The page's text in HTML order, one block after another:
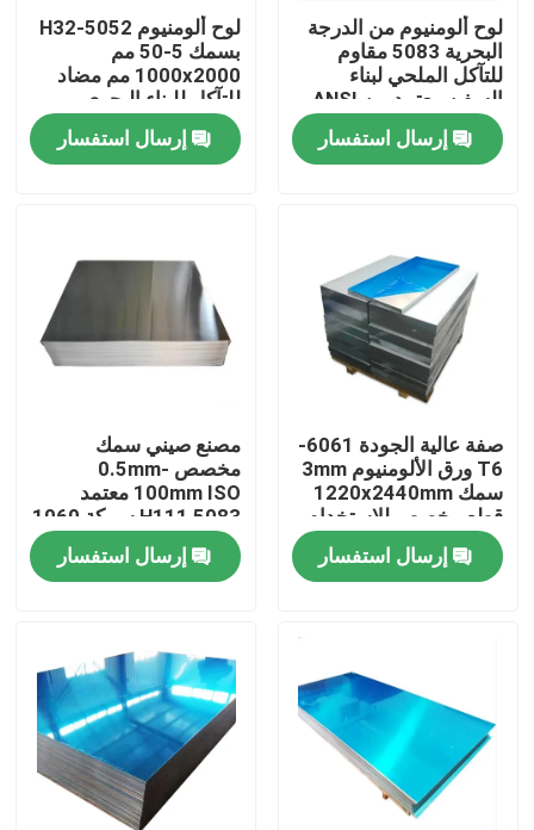
المنزل
فيديوهات
حولنا
جولة في المصنع
مراقبة الجودة
اطلب اقتباس
صفائح الفولاذ المقاوم للصدأ
لوح ألومنيوم من الدرجة
البحرية 5083 مقاوم
للتآكل الملحي لبناء
السفن معتمد من ANSI
إرسال استفسار
لوح ألومنيوم 5052-H32
بسمك 5-50 مم
1000x2000 مم مضاد
للتآكل للبناء البحري
إرسال استفسار
صفة عالية الجودة 6061-
T6 ورق الألومنيوم 3mm
سمك 1220x2440mm
قطع مخصص للاستخدام
الصناعي في مجال
الطيرانإرسال استفسار
مصنع صيني سمك
مخصص 0.5mm-
100mm ISO معتمد
5083 H111 سبيكة 1060
ورقة الألومنيوم النقي
إرسال استفسار